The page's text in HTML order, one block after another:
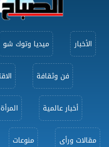
الأخبار ميديا وتوك شو
فن وثقافة
أخبار عالمية
مقالات ورأى منوعات